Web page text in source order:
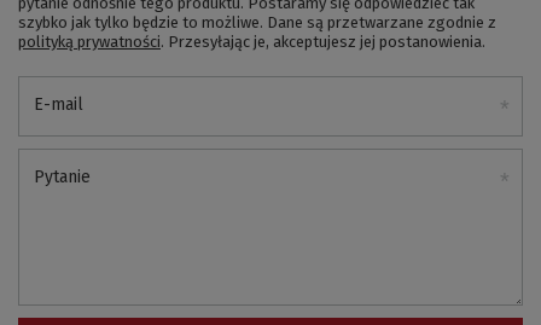
szybko jak tylko będzie to możliwe. Dane są przetwarzane zgodnie z
polityką prywatności. Przesyłając je, akceptujesz jej postanowienia.
E-mail
Pytanie